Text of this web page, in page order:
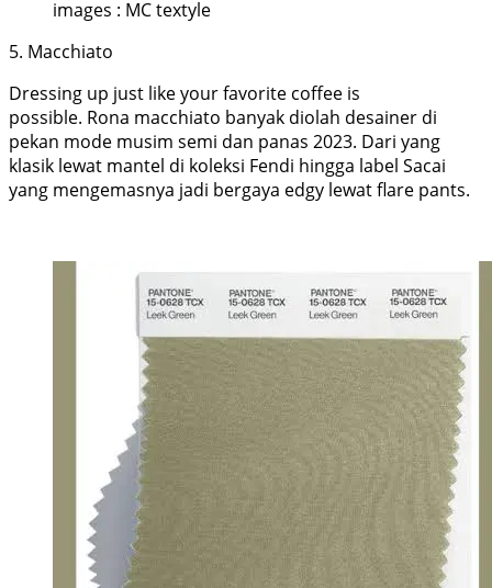
images : MC textyle
5. Macchiato
Dressing up just like your favorite coffee is
possible. Rona macchiato banyak diolah desainer di
pekan mode musim semi dan panas 2023. Dari yang
klasik lewat mantel di koleksi Fendi hingga label Sacai
yang mengemasnya jadi bergaya edgy lewat flare pants.